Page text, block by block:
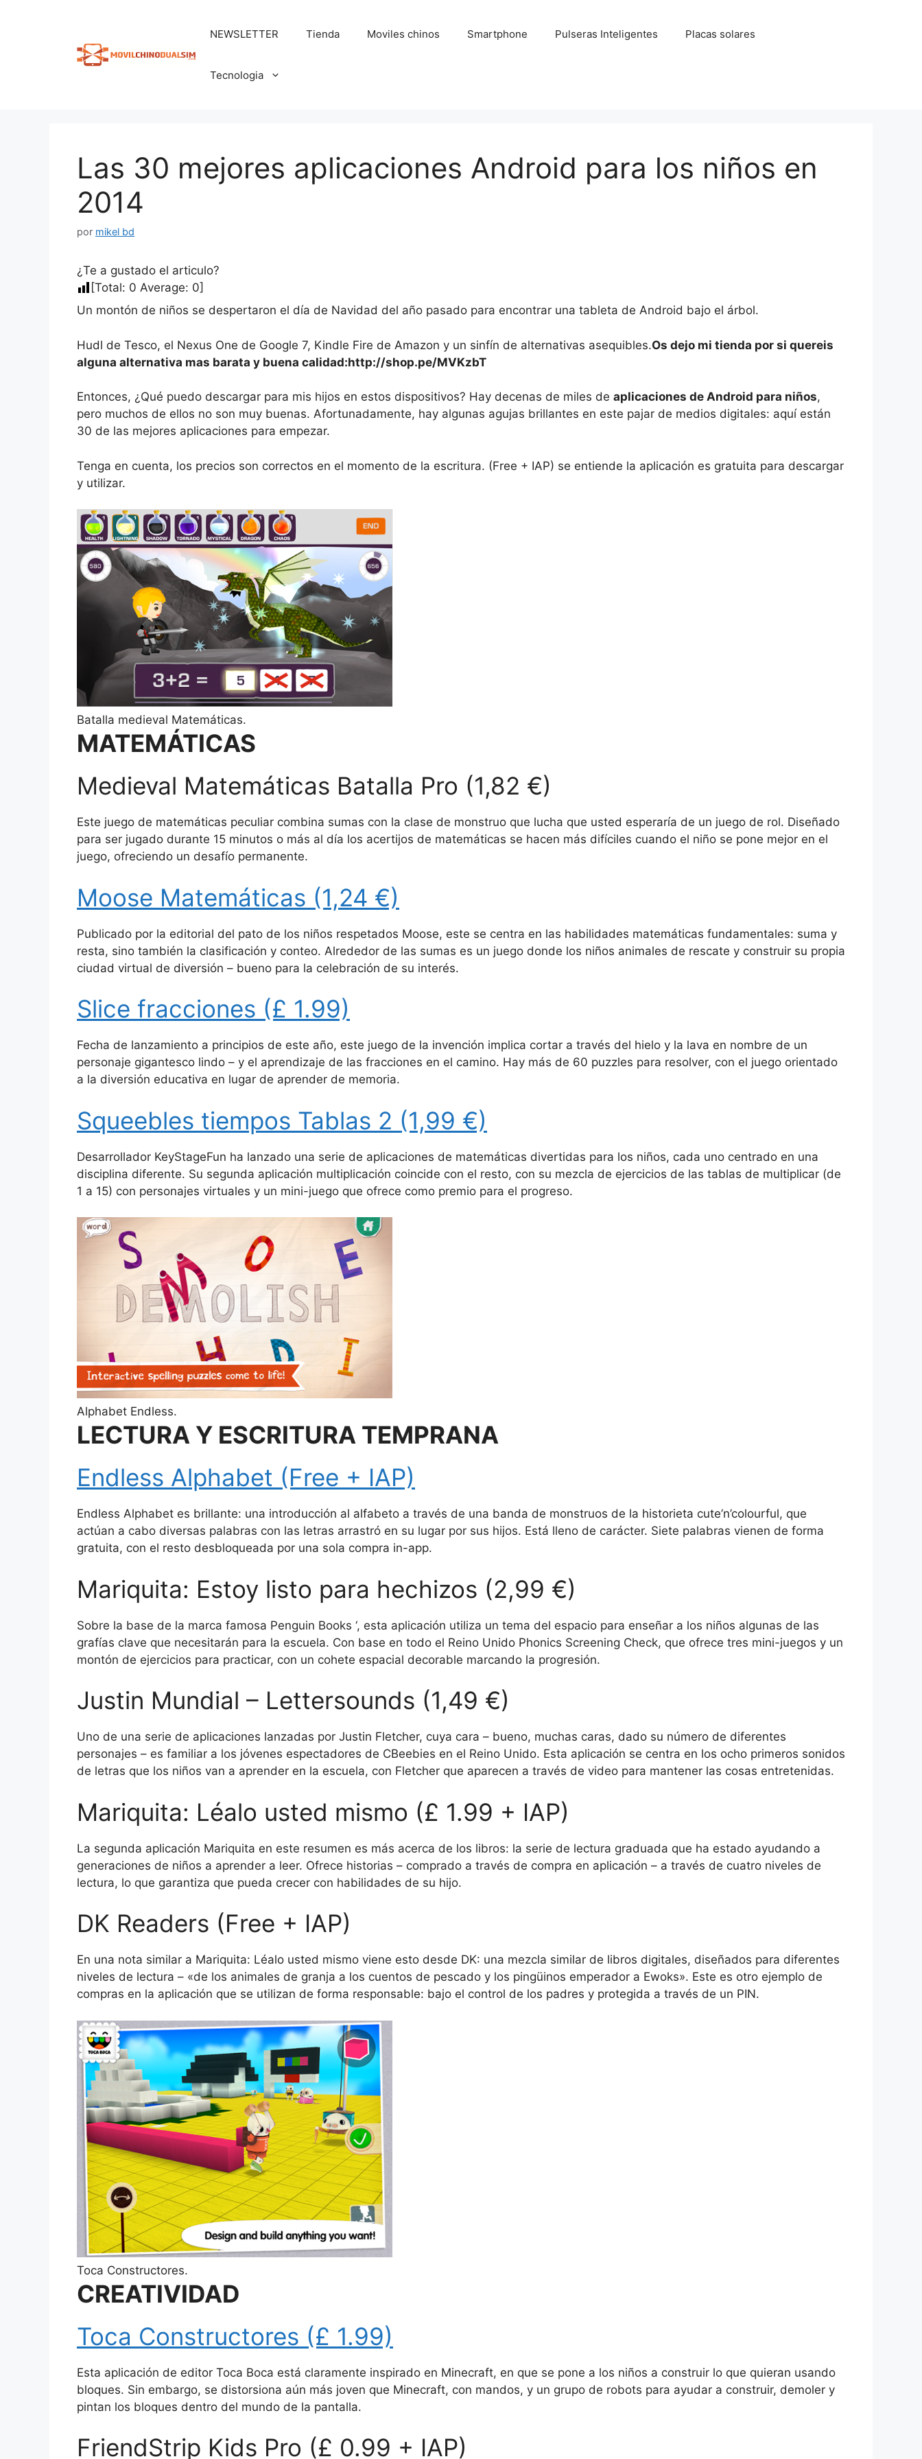
NEWSLETTER Tienda Moviles chinos Smartphone Pulseras Inteligentes Placas solares
Tecnologia
Las 30 mejores aplicaciones Android para los niños en
2014
por mikel bd
¿Te a gustado el articulo?
[Total: 0 Average: 0]
Un montón de niños se despertaron el día de Navidad del año pasado para encontrar una tableta de Android bajo el árbol.
Hudl de Tesco, el Nexus One de Google 7, Kindle Fire de Amazon y un sinfín de alternativas asequibles.Os dejo mi tienda por si quereis
alguna alternativa mas barata y buena calidad:http://shop.pe/MVKzbT
Entonces, ¿Qué puedo descargar para mis hijos en estos dispositivos? Hay decenas de miles de aplicaciones de Android para niños,
pero muchos de ellos no son muy buenas. Afortunadamente, hay algunas agujas brillantes en este pajar de medios digitales: aquí están
30 de las mejores aplicaciones para empezar.
Tenga en cuenta, los precios son correctos en el momento de la escritura. (Free + IAP) se entiende la aplicación es gratuita para descargar
y utilizar.
Batalla medieval Matemáticas.
MATEMÁTICAS
Medieval Matemáticas Batalla Pro (1,82 €)
Este juego de matemáticas peculiar combina sumas con la clase de monstruo que lucha que usted esperaría de un juego de rol. Diseñado
para ser jugado durante 15 minutos o más al día los acertijos de matemáticas se hacen más difíciles cuando el niño se pone mejor en el
juego, ofreciendo un desafío permanente.
Moose Matemáticas (1,24 €)
Publicado por la editorial del pato de los niños respetados Moose, este se centra en las habilidades matemáticas fundamentales: suma y
resta, sino también la clasificación y conteo. Alrededor de las sumas es un juego donde los niños animales de rescate y construir su propia
ciudad virtual de diversión – bueno para la celebración de su interés.
Slice fracciones (£ 1.99)
Fecha de lanzamiento a principios de este año, este juego de la invención implica cortar a través del hielo y la lava en nombre de un
personaje gigantesco lindo – y el aprendizaje de las fracciones en el camino. Hay más de 60 puzzles para resolver, con el juego orientado
a la diversión educativa en lugar de aprender de memoria.
Squeebles tiempos Tablas 2 (1,99 €)
Desarrollador KeyStageFun ha lanzado una serie de aplicaciones de matemáticas divertidas para los niños, cada uno centrado en una
disciplina diferente. Su segunda aplicación multiplicación coincide con el resto, con su mezcla de ejercicios de las tablas de multiplicar (de
1 a 15) con personajes virtuales y un mini-juego que ofrece como premio para el progreso.
Alphabet Endless.
LECTURA Y ESCRITURA TEMPRANA
Endless Alphabet (Free + IAP)
Endless Alphabet es brillante: una introducción al alfabeto a través de una banda de monstruos de la historieta cute’n’colourful, que
actúan a cabo diversas palabras con las letras arrastró en su lugar por sus hijos. Está lleno de carácter. Siete palabras vienen de forma
gratuita, con el resto desbloqueada por una sola compra in-app.
Mariquita: Estoy listo para hechizos (2,99 €)
Sobre la base de la marca famosa Penguin Books ‘, esta aplicación utiliza un tema del espacio para enseñar a los niños algunas de las
grafías clave que necesitarán para la escuela. Con base en todo el Reino Unido Phonics Screening Check, que ofrece tres mini-juegos y un
montón de ejercicios para practicar, con un cohete espacial decorable marcando la progresión.
Justin Mundial – Lettersounds (1,49 €)
Uno de una serie de aplicaciones lanzadas por Justin Fletcher, cuya cara – bueno, muchas caras, dado su número de diferentes
personajes – es familiar a los jóvenes espectadores de CBeebies en el Reino Unido. Esta aplicación se centra en los ocho primeros sonidos
de letras que los niños van a aprender en la escuela, con Fletcher que aparecen a través de video para mantener las cosas entretenidas.
Mariquita: Léalo usted mismo (£ 1.99 + IAP)
La segunda aplicación Mariquita en este resumen es más acerca de los libros: la serie de lectura graduada que ha estado ayudando a
generaciones de niños a aprender a leer. Ofrece historias – comprado a través de compra en aplicación – a través de cuatro niveles de
lectura, lo que garantiza que pueda crecer con habilidades de su hijo.
DK Readers (Free + IAP)
En una nota similar a Mariquita: Léalo usted mismo viene esto desde DK: una mezcla similar de libros digitales, diseñados para diferentes
niveles de lectura – «de los animales de granja a los cuentos de pescado y los pingüinos emperador a Ewoks». Este es otro ejemplo de
compras en la aplicación que se utilizan de forma responsable: bajo el control de los padres y protegida a través de un PIN.
Toca Constructores.
CREATIVIDAD
Toca Constructores (£ 1.99)
Esta aplicación de editor Toca Boca está claramente inspirado en Minecraft, en que se pone a los niños a construir lo que quieran usando
bloques. Sin embargo, se distorsiona aún más joven que Minecraft, con mandos, y un grupo de robots para ayudar a construir, demoler y
pintan los bloques dentro del mundo de la pantalla.
FriendStrip Kids Pro (£ 0.99 + IAP)